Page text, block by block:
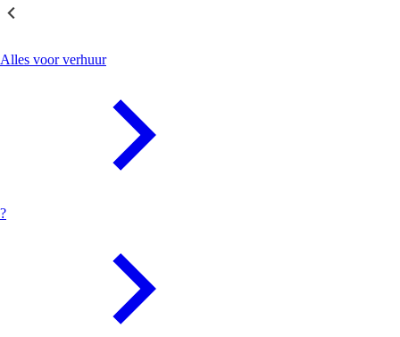
Alles voor verhuur
?